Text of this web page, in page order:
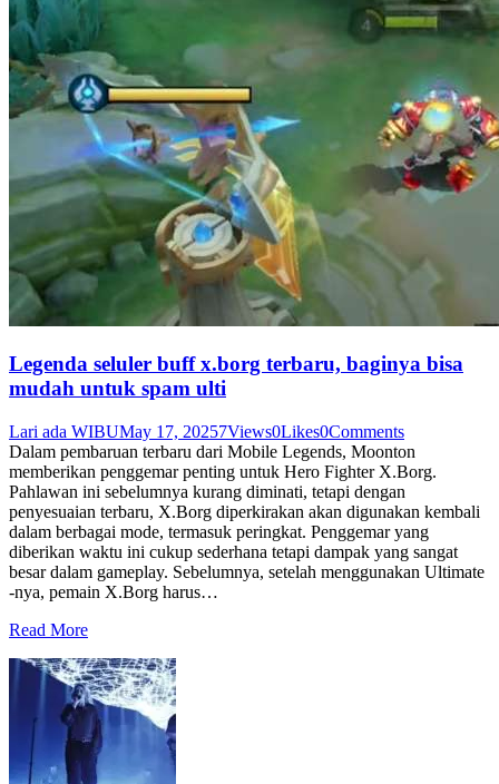
Legenda seluler buff x.borg terbaru, baginya bisa
mudah untuk spam ulti
Lari ada WIBUMay 17, 20257Views0Likes0Comments
Dalam pembaruan terbaru dari Mobile Legends, Moonton
memberikan penggemar penting untuk Hero Fighter X.Borg.
Pahlawan ini sebelumnya kurang diminati, tetapi dengan
penyesuaian terbaru, X.Borg diperkirakan akan digunakan kembali
dalam berbagai mode, termasuk peringkat. Penggemar yang
diberikan waktu ini cukup sederhana tetapi dampak yang sangat
besar dalam gameplay. Sebelumnya, setelah menggunakan Ultimate
-nya, pemain X.Borg harus…
Read More